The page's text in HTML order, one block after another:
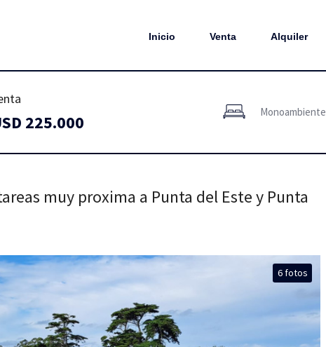
Inicio Venta Alquiler
225.000 Monoambiente
muy proxima a Punta del Este y Punta
6 fotos